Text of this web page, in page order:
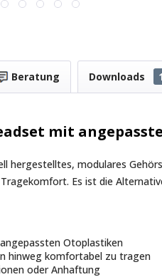
Beratung Downloads 1
mit
hergestelltes, modulares
Es ist die
Otoplastiken
hinweg komfortabel zu tragen
oder Anhaftung